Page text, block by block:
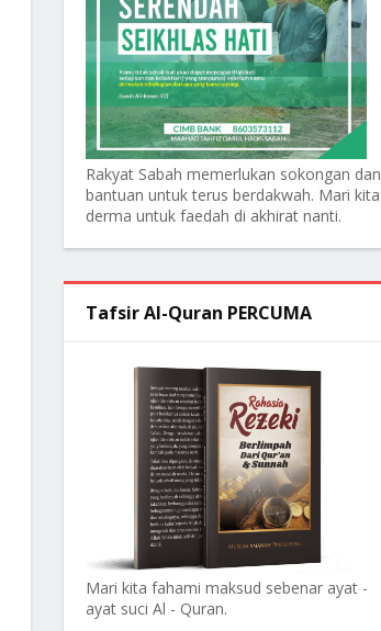
Rakyat Sabah memerlukan sokongan dan
bantuan untuk terus berdakwah. Mari kita
derma untuk faedah di akhirat nanti.
Tafsir Al-Quran PERCUMA
Mari kita fahami maksud sebenar ayat -
ayat suci Al - Quran.